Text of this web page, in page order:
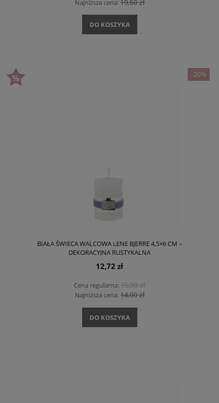
Najniższa cena:19,50 zł
DO KOSZYKA
BIAŁA ŚWIECA WALCOWA LENE BJERRE 4,5×6 CM –
DEKORACYJNA RUSTYKALNA
12,72 zł
Cena regularna:15,90 zł
Najniższa cena:14,00 zł
DO KOSZYKA
-20%